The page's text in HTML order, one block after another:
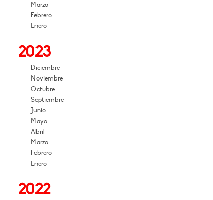
Marzo
Febrero
Enero
2023
Diciembre
Noviembre
Octubre
Septiembre
Junio
Mayo
Abril
Marzo
Febrero
Enero
2022